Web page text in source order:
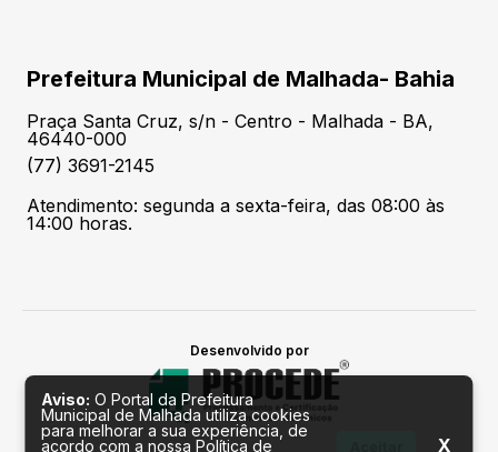
Prefeitura Municipal de Malhada- Bahia
Praça Santa Cruz, s/n - Centro - Malhada - BA,
46440-000
(77) 3691-2145
Atendimento: segunda a sexta-feira, das 08:00 às
14:00 horas.
Desenvolvido por
Aviso: O Portal da Prefeitura
Municipal de Malhada utiliza cookies
para melhorar a sua experiência, de
acordo com a nossa Política de
X